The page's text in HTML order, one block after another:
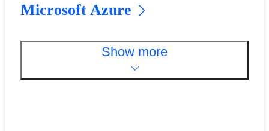
Microsoft Azure
Show more